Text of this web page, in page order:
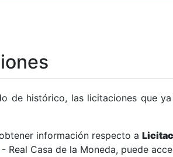
de histórico, las licitaciones que
información respecto a
Real Casa de la Moneda, puede